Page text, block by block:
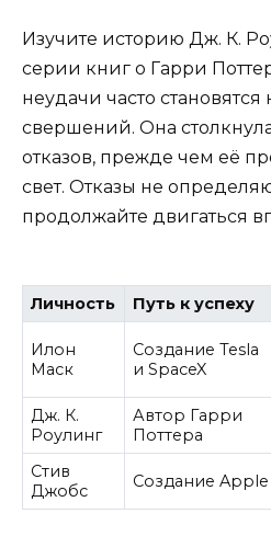
Изучите историю Дж. К.
серии книг о Гарри
неудачи часто
свершений. Она
отказов, прежде чем её
свет. Отказы не
продолжайте двигаться
Личность Путь к успеху
Илон
Маск
Создание Tesla
и SpaceX
Дж. К.
Роулинг
Автор Гарри
Поттера
Стив
Джобс
Создание Apple